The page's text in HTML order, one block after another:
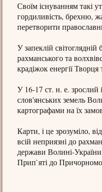
Своїм існуванням такі
гордиливість, брехню,
перетворити
У запеклій
рахманського та
крадіжок енергії
У 16-17 ст. н. е. зрослий
слов'янських земель
картографами на їх
Карти, і це зрозуміло,
всій неприязні до
держави Волині-
Прип`яті до